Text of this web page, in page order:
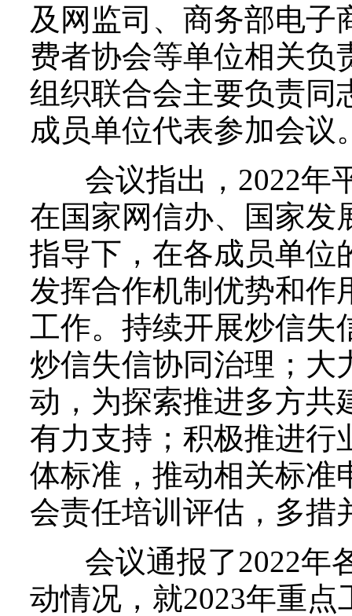
及网监司、商务部电子
费者协会等单位相关负
组织联合会主要负责同
成员单位代表参加会议
会议指出，2022年
在国家网信办、国家发
指导下，在各成员单位
发挥合作机制优势和作
工作。持续开展炒信失
炒信失信协同治理；大
动，为探索推进多方共
有力支持；积极推进行
体标准，推动相关标准
会责任培训评估，多措
会议通报了2022年
动情况，就2023年重